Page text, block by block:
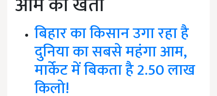
बिहार का किसान उगा रहा है
दुनिया का सबसे महंगा आम,
मार्केट में बिकता है 2.50 लाख
किलो!